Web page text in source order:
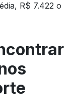
R$ 7.422 o